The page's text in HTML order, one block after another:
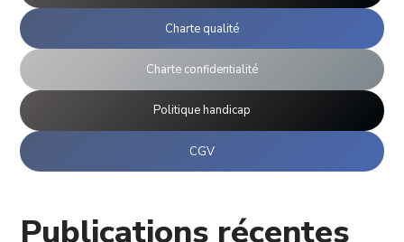
Charte qualité
Charte confidentialité
Politique handicap
CGV
Publications récentes